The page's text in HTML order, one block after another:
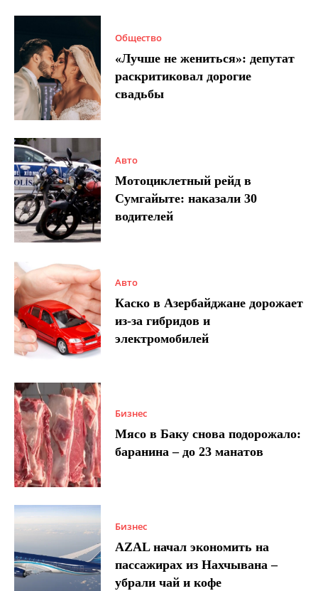
Общество
«Лучше не жениться»: депутат
раскритиковал дорогие
свадьбы
Авто
Мотоциклетный рейд в
Сумгайыте: наказали 30
водителей
Авто
Каско в Азербайджане дорожает
из-за гибридов и
электромобилей
Бизнес
Мясо в Баку снова подорожало:
баранина – до 23 манатов
Бизнес
AZAL начал экономить на
пассажирах из Нахчывана –
убрали чай и кофе